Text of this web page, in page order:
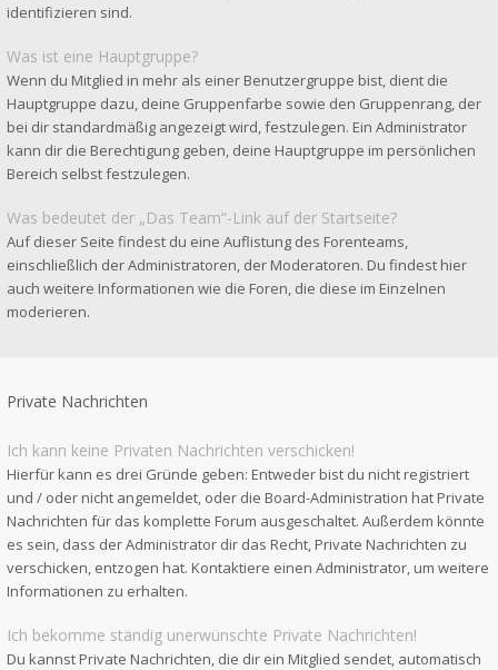
identifizieren sind.
Was ist eine Hauptgruppe?
Wenn du Mitglied in mehr als einer Benutzergruppe bist, dient die
Hauptgruppe dazu, deine Gruppenfarbe sowie den Gruppenrang, der
bei dir standardmäßig angezeigt wird, festzulegen. Ein Administrator
kann dir die Berechtigung geben, deine Hauptgruppe im persönlichen
Bereich selbst festzulegen.
Was bedeutet der „Das Team“-Link auf der Startseite?
Auf dieser Seite findest du eine Auflistung des Forenteams,
einschließlich der Administratoren, der Moderatoren. Du findest hier
auch weitere Informationen wie die Foren, die diese im Einzelnen
moderieren.
Private Nachrichten
Ich kann keine Privaten Nachrichten verschicken!
Hierfür kann es drei Gründe geben: Entweder bist du nicht registriert
und / oder nicht angemeldet, oder die Board-Administration hat Private
Nachrichten für das komplette Forum ausgeschaltet. Außerdem könnte
es sein, dass der Administrator dir das Recht, Private Nachrichten zu
verschicken, entzogen hat. Kontaktiere einen Administrator, um weitere
Informationen zu erhalten.
Ich bekomme ständig unerwünschte Private Nachrichten!
Du kannst Private Nachrichten, die dir ein Mitglied sendet, automatisch